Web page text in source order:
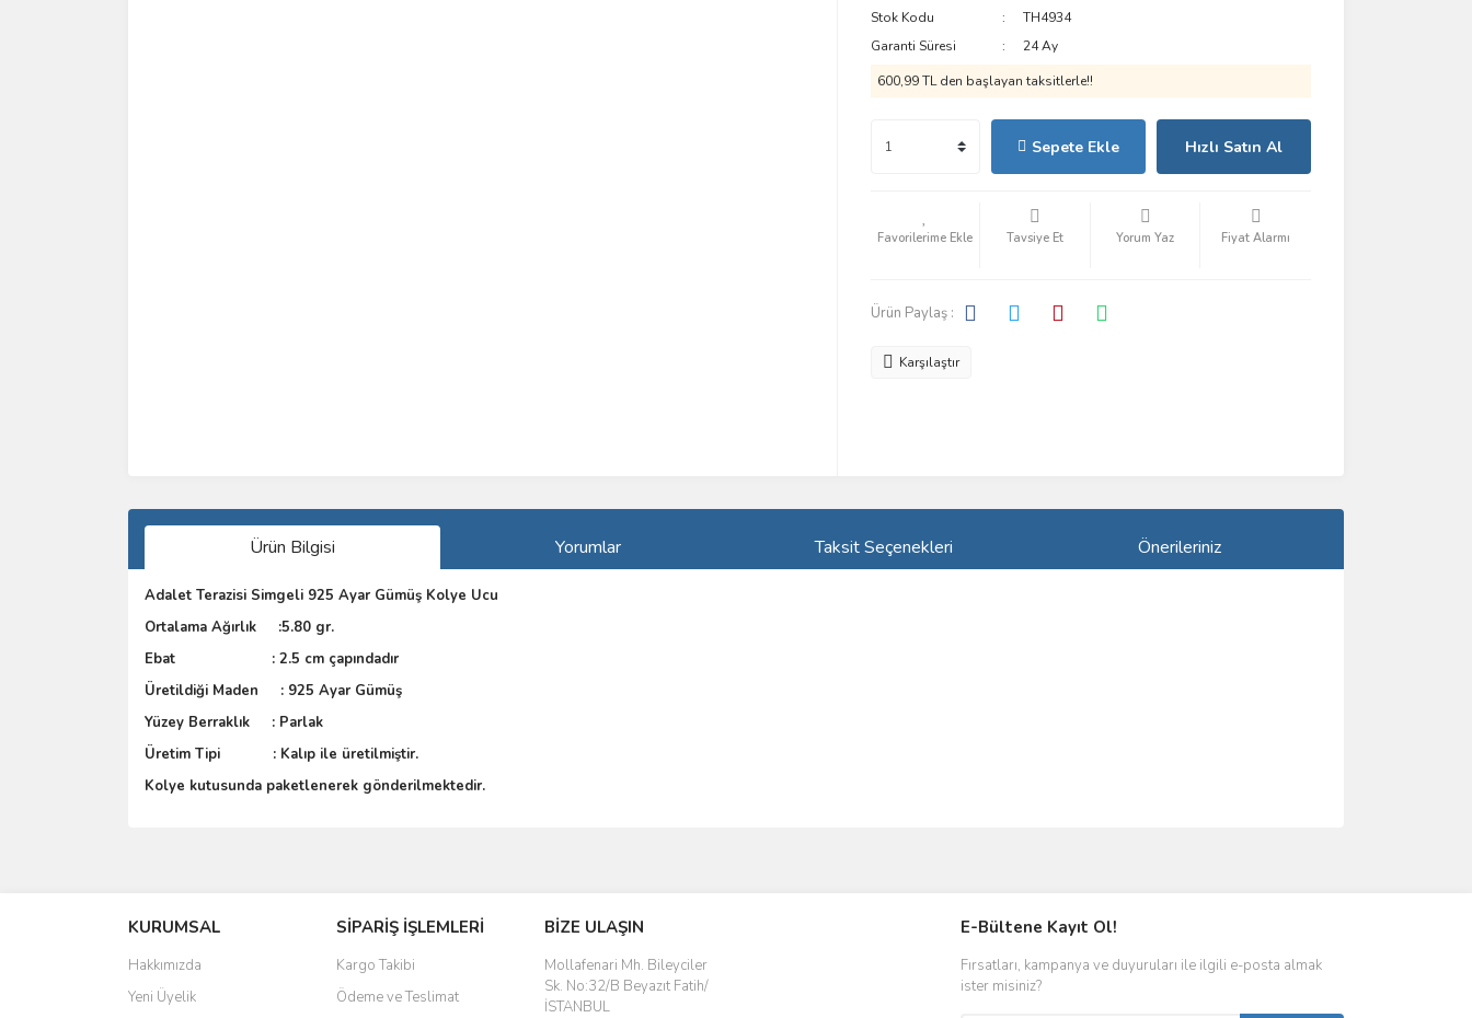
Stok Kodu
TH4934
Garanti Süresi
24 Ay
600,99 TL den başlayan taksitlerle!!
Sepete Ekle Hızlı Satın Al
Tavsiye Et Yorum Yaz Fiyat Alarmı
Ürün Paylaş :
Karşılaştır
Ürün Bilgisi Yorumlar Taksit Seçenekleri Önerileriniz
Adalet Terazisi Simgeli 925 Ayar Gümüş Kolye Ucu
Ortalama Ağırlık :5.80 gr.
Ebat : 2.5 cm çapındadır
Üretildiği Maden : 925 Ayar Gümüş
Yüzey Berraklık : Parlak
Üretim Tipi : Kalıp ile üretilmiştir.
Kolye kutusunda paketlenerek gönderilmektedir.
Ürün resmi kalitesiz, bozuk veya görüntülenemiyor.
Ürün açıklamasında eksik bilgiler bulunuyor.
Ürün bilgilerinde hatalar bulunuyor.
KURUMSAL
Hakkımızda
Yeni Üyelik
SİPARİŞ İŞLEMLERİ
Kargo Takibi
Ödeme ve Teslimat
BİZE ULAŞIN
Mollafenari Mh. Bileyciler
Sk. No:32/B Beyazıt Fatih/
İSTANBUL
E-Bültene Kayıt Ol!
Fırsatları, kampanya ve duyuruları ile ilgili e-posta almak
ister misiniz?